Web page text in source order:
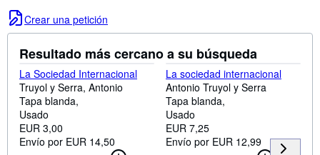
Crear una petición
Resultado más cercano a su búsqueda
La Sociedad Internacional
Truyol y Serra, Antonio
Tapa blanda
Usado
EUR 3,00
Envío por EUR 14,50
La sociedad internacional
Antonio Truyol y Serra
Tapa blanda
Usado
EUR 7,25
Envío por EUR 12,99